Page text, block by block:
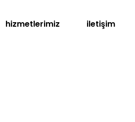
hizmetlerimiz iletişim